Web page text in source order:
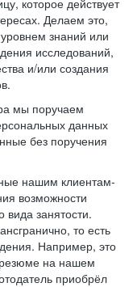
которое действует
Делаем это,
знаний или
исследований,
и/или создания
мы поручаем
данных
без поручения
нашим клиентам-
возможности
вида занятости.
то есть
Например, это
на нашем
приобрёл